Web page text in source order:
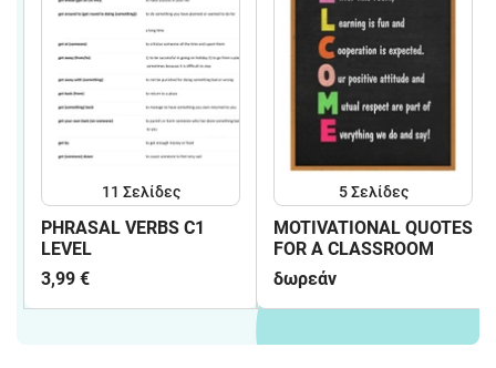
11 Σελίδες
PHRASAL VERBS C1
LEVEL
3,99 €
5Σελίδες
MOTIVATIONAL QUOTES
FOR A CLASSROOM
δωρεάν